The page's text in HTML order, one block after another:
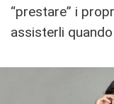
“prestare” i
assisterli